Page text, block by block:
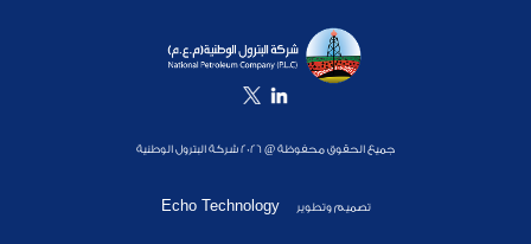
Echo Technology تصميم وتطوير
جميع الحقوق محفوظة @ 2026 شركة البترول الوطنية